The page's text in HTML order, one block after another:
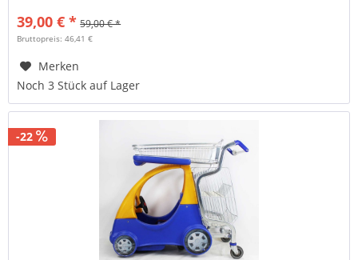
39,00 € * 59,00 € *
Bruttopreis: 46,41 €
Merken
Noch 3 Stück auf Lager
-22